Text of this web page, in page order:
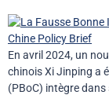
En avril 2024, un
chinois Xi Jinping a
(PBoC) intègre